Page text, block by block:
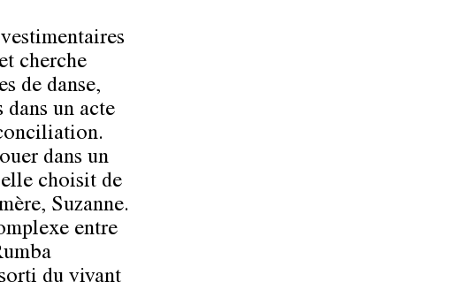
cherche
de danse,
dans un acte
dans un
choisit de
Suzanne.
entre
du vivant